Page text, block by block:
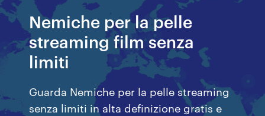
Nemiche per la pelle
streaming film senza
limiti
Guarda Nemiche per la pelle streaming
senza limiti in alta definizione gratis e